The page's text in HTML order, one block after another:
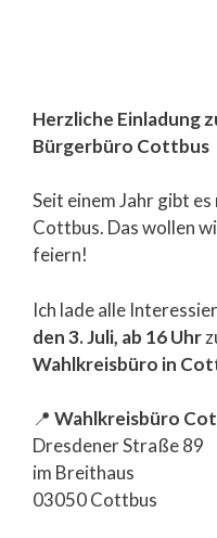
Herzliche Einladung
Bürgerbüro Cottbus
Seit einem Jahr gibt
Cottbus. Das wollen
feiern!
Ich lade alle
den 3. Juli, ab 16 Uhr
Wahlkreisbüro in
📍 Wahlkreisbüro
Dresdener Straße 89
im Breithaus
03050 Cottbus